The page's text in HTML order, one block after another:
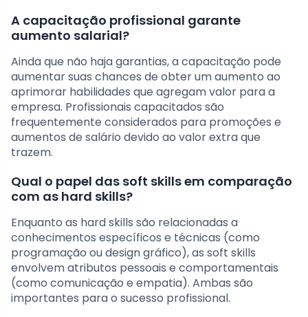
A capacitação profissional garante
aumento salarial?
Ainda que não haja garantias, a capacitação pode
aumentar suas chances de obter um aumento ao
aprimorar habilidades que agregam valor para a
empresa. Profissionais capacitados são
frequentemente considerados para promoções e
aumentos de salário devido ao valor extra que
trazem.
Qual o papel das soft skills em comparação
com as hard skills?
Enquanto as hard skills são relacionadas a
conhecimentos específicos e técnicas (como
programação ou design gráfico), as soft skills
envolvem atributos pessoais e comportamentais
(como comunicação e empatia). Ambas são
importantes para o sucesso profissional.